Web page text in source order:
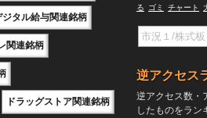
ジタル給与関連銘柄
関連銘柄
ドラッグストア関連銘柄
る
ゴミ チャート
逆アクセス
逆アクセス数・
したものをラン